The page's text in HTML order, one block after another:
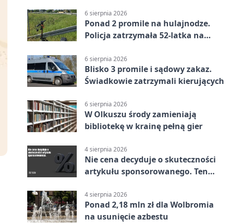
6 sierpnia 2026
Ponad 2 promile na hulajnodze.
Policja zatrzymała 52-latka na
6 sierpnia 2026
Blisko 3 promile i sądowy zakaz.
Świadkowie zatrzymali kierujących
6 sierpnia 2026
W Olkuszu środy zamieniają
bibliotekę w krainę pełną gier
4 sierpnia 2026
Nie cena decyduje o skuteczności
artykułu sponsorowanego. Ten
4 sierpnia 2026
Ponad 2,18 mln zł dla Wolbromia
na usunięcie azbestu